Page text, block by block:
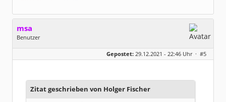
msa
Benutzer
Geschlecht:
Alter:
63
Gepostet: 29.12.2021 - 22:46 Uhr · #5
Zitat geschrieben von Holger Fischer